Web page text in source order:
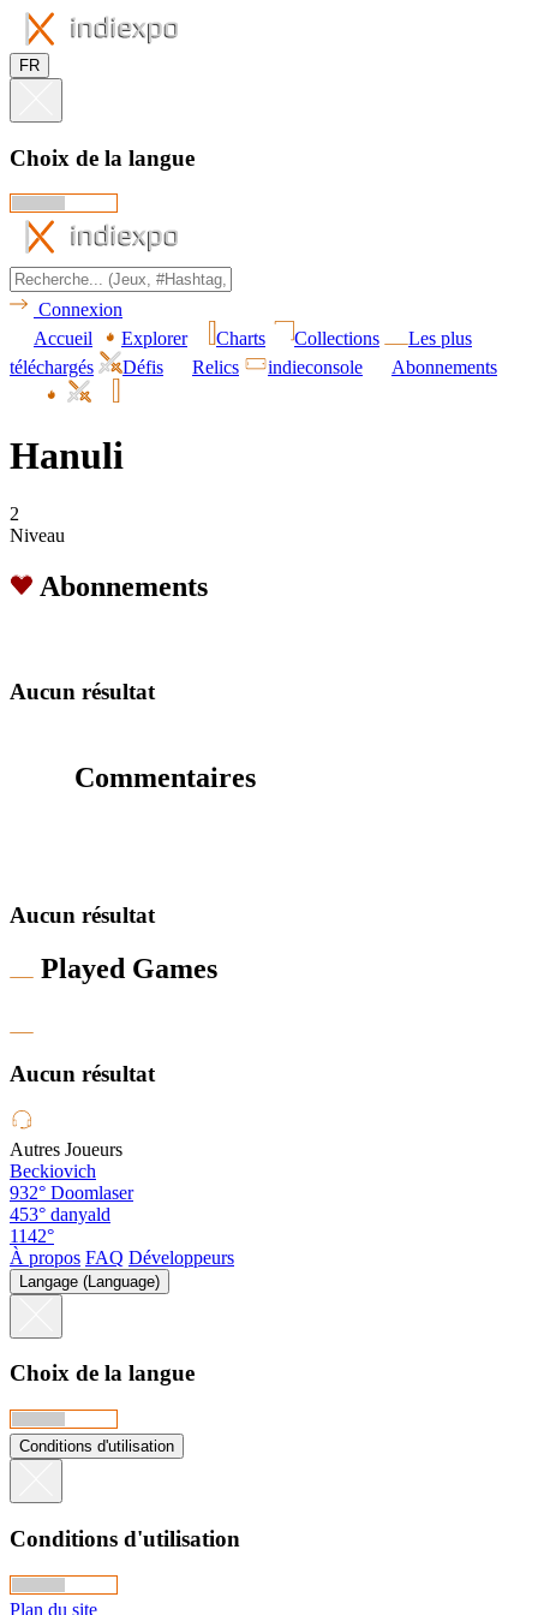
FR
Choix de la langue
Connexion
Accueil
Explorer Charts Collections
Les plus
téléchargés
Défis Relics indieconsole Abonnements
Hanuli
2
Niveau
Abonnements
Aucun résultat
Commentaires
Aucun résultat
Played Games
Aucun résultat
Autres Joueurs
Beckiovich
932° Doomlaser
453° danyald
1142°
À propos FAQ Développeurs
Langage (Language)
Choix de la langue
Conditions d'utilisation
Conditions d'utilisation
Plan du site